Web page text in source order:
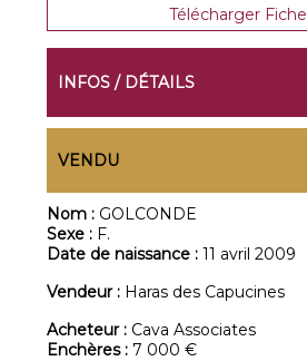
Télécharger Fiche
INFOS / DÉTAILS
VENDU
Nom : GOLCONDE
Sexe : F.
Date de naissance :11 avril 2009
Vendeur : Haras des Capucines
Acheteur : Cava Associates
Enchères :7 000 €